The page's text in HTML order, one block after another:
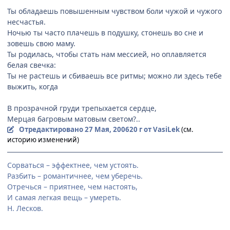
Ты обладаешь повышенным чувством боли чужой и чужого
несчастья.
Ночью ты часто плачешь в подушку, стонешь во сне и
зовешь свою маму.
Ты родилась, чтобы стать нам мессией, но оплавляется
белая свечка:
Ты не растешь и сбиваешь все ритмы; можно ли здесь тебе
выжить, когда
В прозрачной груди трепыхается сердце,
Мерцая багровым матовым светом?..
Отредактировано27 Мая, 200620 гот VasiLek(см.
историю изменений)
Сорваться – эффектнее, чем устоять.
Разбить – романтичнее, чем уберечь.
Отречься – приятнее, чем настоять,
И самая легкая вещь – умереть.
Н. Лесков.